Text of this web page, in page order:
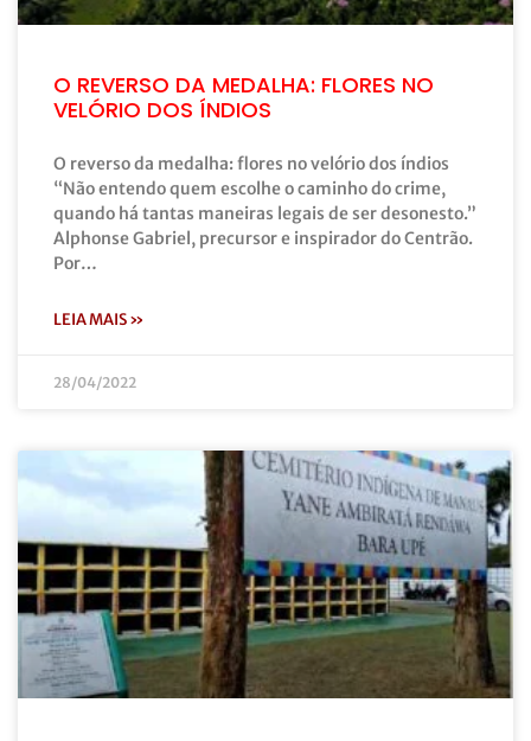
O REVERSO DA MEDALHA: FLORES NO
VELÓRIO DOS ÍNDIOS
O reverso da medalha: flores no velório dos índios
“Não entendo quem escolhe o caminho do crime,
quando há tantas maneiras legais de ser desonesto.”
Alphonse Gabriel, precursor e inspirador do Centrão.
Por…
LEIA MAIS »
28/04/2022